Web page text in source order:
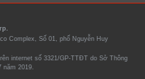
Complex, Số 01, phố Nguyễn Huy
internet số 3321/GP-TTĐT do Sở Thông
năm 2019.